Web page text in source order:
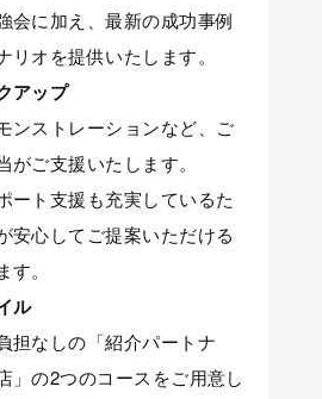
会に加え、最新の成功事例
オを提供いたします。
アップ
ンストレーションなど、ご
ご支援いたします。
ート支援も充実しているた
安心してご提案いただける
。
ル
担なしの「紹介パートナ
」の2つのコースをご用意し